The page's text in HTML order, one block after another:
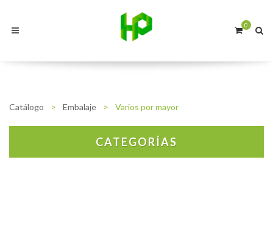
0
Catálogo > Embalaje > Varios por mayor
CATEGORÍAS